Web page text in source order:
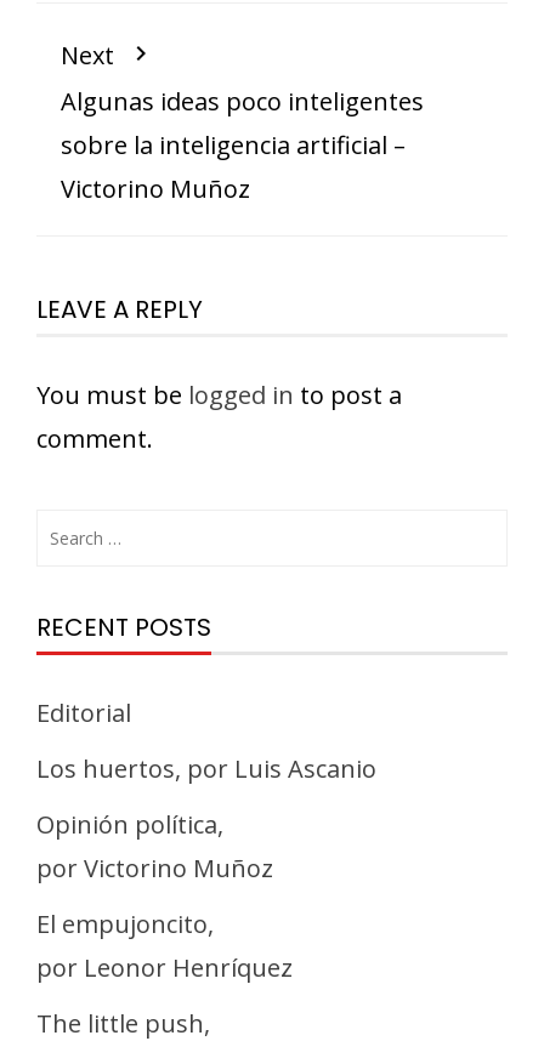
Next
Algunas ideas poco inteligentes
sobre la inteligencia artificial –
Victorino Muñoz
LEAVE A REPLY
You must be logged in to post a
comment.
RECENT POSTS
Editorial
Los huertos, por Luis Ascanio
Opinión política,
por Victorino Muñoz
El empujoncito,
por Leonor Henríquez
The little push,